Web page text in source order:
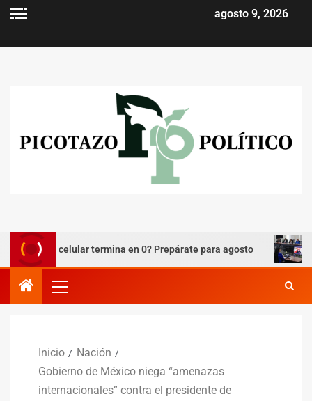
agosto 9, 2026
¿Tú celular termina en 0? Prepárate para agosto
Inicio
Nación
Gobierno de México niega “amenazas
internacionales” contra el presidente de